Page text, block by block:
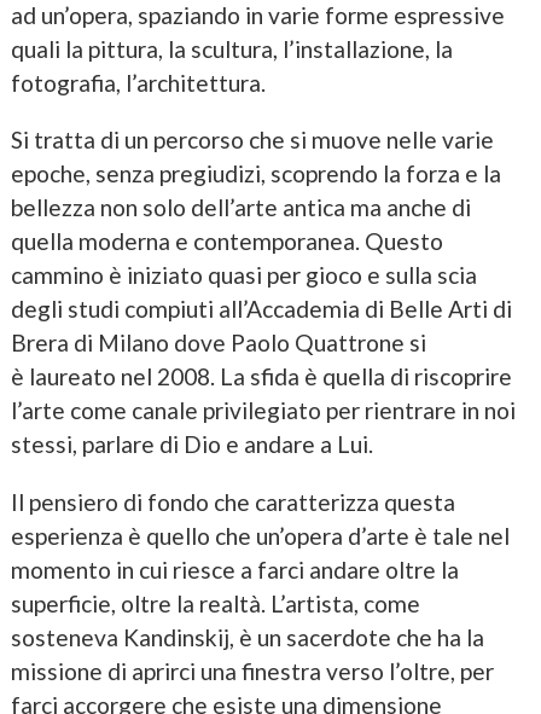
ad un’opera, spaziando in varie forme espressive
quali la pittura, la scultura, l’installazione, la
fotografia, l’architettura.
Si tratta di un percorso che si muove nelle varie
epoche, senza pregiudizi, scoprendo la forza e la
bellezza non solo dell’arte antica ma anche di
quella moderna e contemporanea. Questo
cammino è iniziato quasi per gioco e sulla scia
degli studi compiuti all’Accademia di Belle Arti di
Brera di Milano dove Paolo Quattrone si
è laureato nel 2008. La sfida è quella di riscoprire
l’arte come canale privilegiato per rientrare in noi
stessi, parlare di Dio e andare a Lui.
Il pensiero di fondo che caratterizza questa
esperienza è quello che un’opera d’arte è tale nel
momento in cui riesce a farci andare oltre la
superficie, oltre la realtà. L’artista, come
sosteneva Kandinskij, è un sacerdote che ha la
missione di aprirci una finestra verso l’oltre, per
farci accorgere che esiste una dimensione